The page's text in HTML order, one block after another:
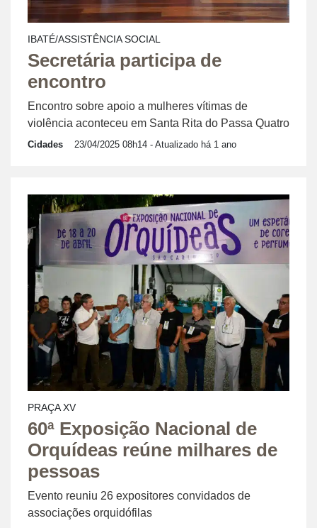
IBATÉ/ASSISTÊNCIA SOCIAL
Secretária participa de
encontro
Encontro sobre apoio a mulheres vítimas de
violência aconteceu em Santa Rita do Passa Quatro
Cidades 23/04/2025 08h14 - Atualizado há 1 ano
PRAÇA XV
60ª Exposição Nacional de
Orquídeas reúne milhares de
pessoas
Evento reuniu 26 expositores convidados de
associações orquidófilas